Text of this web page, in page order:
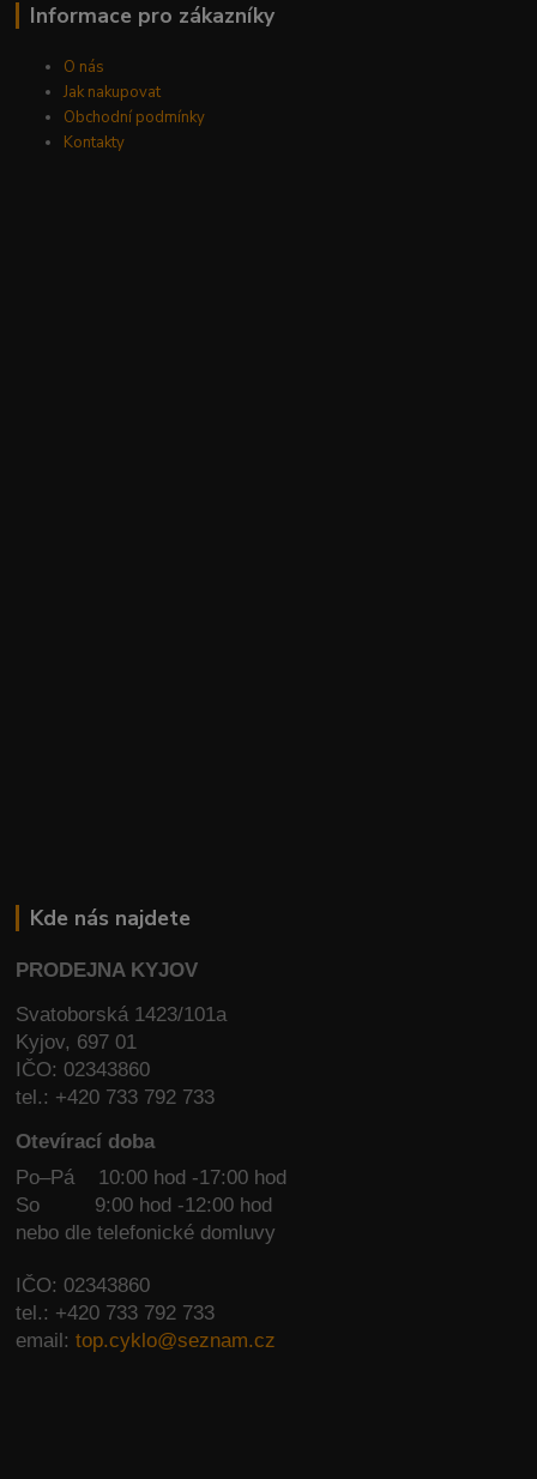
Informace pro zákazníky
O nás
Jak nakupovat
Obchodní podmínky
Kontakty
Kde nás najdete
PRODEJNA KYJOV
Svatoborská 1423/101a
Kyjov, 697 01
IČO: 02343860
tel.: +420 733 792 733
Otevírací doba
Po–Pá 10:00 hod -17:00 hod
So
9:00 hod -12:00 hod
nebo dle telefonické domluvy
IČO: 02343860
tel.: +420 733 792 733
email:top.cyklo@seznam.cz